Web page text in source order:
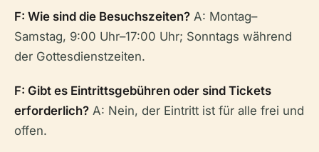
F: Wie sind die Besuchszeiten? A: Montag–
Samstag, 9:00 Uhr–17:00 Uhr; Sonntags während
der Gottesdienstzeiten.
F: Gibt es Eintrittsgebühren oder sind Tickets
erforderlich? A: Nein, der Eintritt ist für alle frei und
offen.